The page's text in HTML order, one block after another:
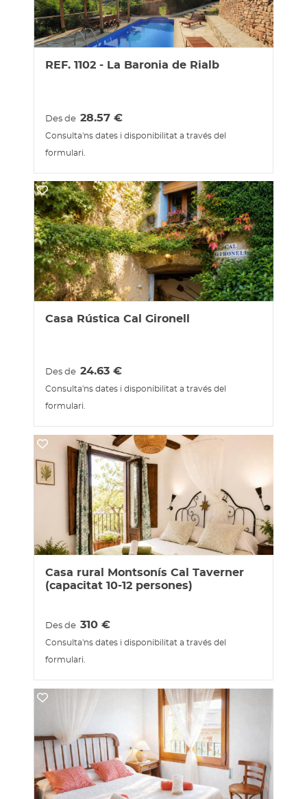
REF. 1102 - La Baronia de Rialb
Des de 28.57€
Consulta'ns dates i disponibilitat a través del
formulari.
Casa Rústica Cal Gironell
Des de 24.63€
Consulta'ns dates i disponibilitat a través del
formulari.
Casa rural Montsonís Cal Taverner
(capacitat 10-12 persones)
Des de 310€
Consulta'ns dates i disponibilitat a través del
formulari.